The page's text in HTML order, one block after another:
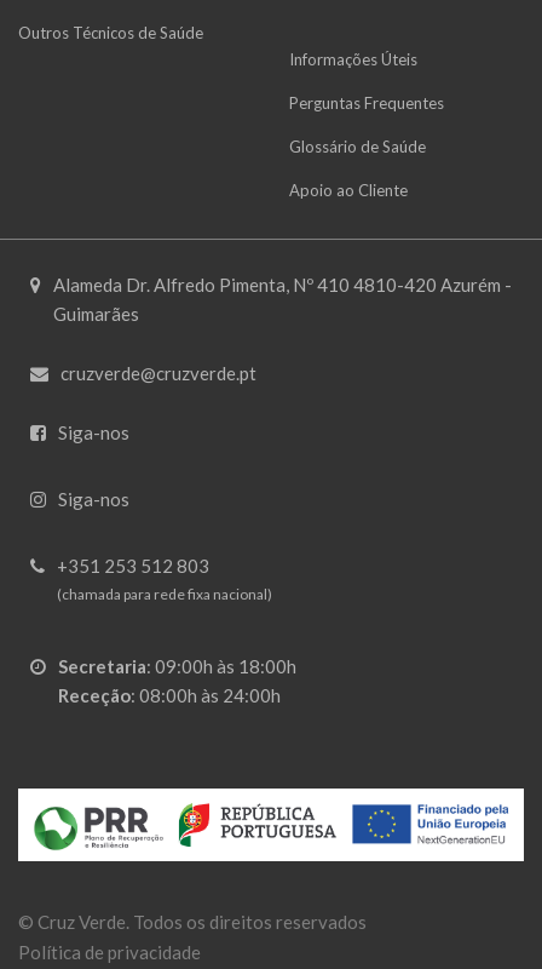
Outros Técnicos de Saúde
Informações Úteis
Perguntas Frequentes
Glossário de Saúde
Apoio ao Cliente
Alameda Dr. Alfredo Pimenta, Nº 410 4810-420 Azurém -
Guimarães
cruzverde@cruzverde.pt
Siga-nos
Siga-nos
+351 253 512 803
(chamada para rede fixa nacional)
Secretaria: 09:00h às 18:00h
Receção: 08:00h às 24:00h
© Cruz Verde. Todos os direitos reservados
Política de privacidade